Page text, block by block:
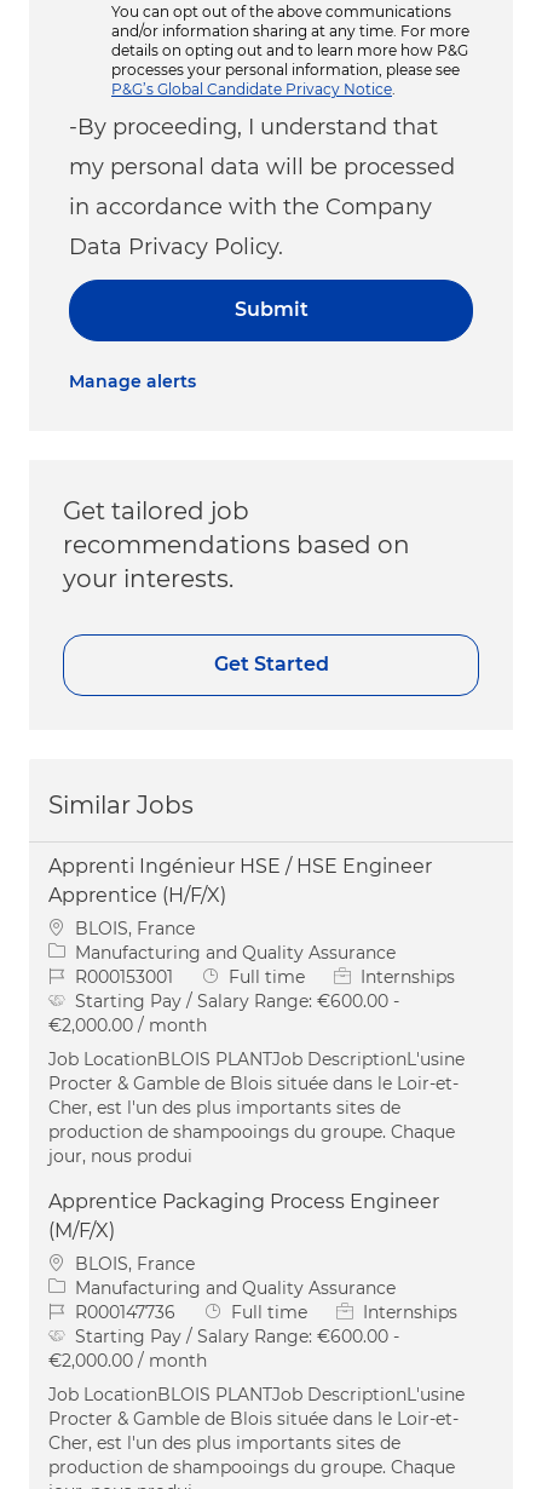
You can opt out of the above communications
and/or information sharing at any time. For more
details on opting out and to learn more how P&G
processes your personal information, please see
P&G’s Global Candidate Privacy Notice
-By proceeding, I understand that
my personal data will be processed
in accordance with the Company
Data Privacy Policy.
Submit
Manage alerts
Get tailored job
recommendations based on
your interests.
Get Started
Similar Jobs
Apprenti Ingénieur HSE / HSE Engineer
Apprentice (H/F/X)
Location
BLOIS, France
Category
Manufacturing and Quality Assurance
Job IdR000153001 Job Type
Full time
Internships
Starting Pay / Salary Range: €600.00 -
€2,000.00 / month
Job LocationBLOIS PLANTJob DescriptionL'usine
Procter & Gamble de Blois située dans le Loir-et-
Cher, est l'un des plus importants sites de
production de shampooings du groupe. Chaque
jour, nous produi
Apprentice Packaging Process Engineer
(M/F/X)
Location
BLOIS, France
Category
Manufacturing and Quality Assurance
Job IdR000147736 Job Type
Full time
Internships
Starting Pay / Salary Range: €600.00 -
€2,000.00 / month
Job LocationBLOIS PLANTJob DescriptionL'usine
Procter & Gamble de Blois située dans le Loir-et-
Cher, est l'un des plus importants sites de
production de shampooings du groupe. Chaque